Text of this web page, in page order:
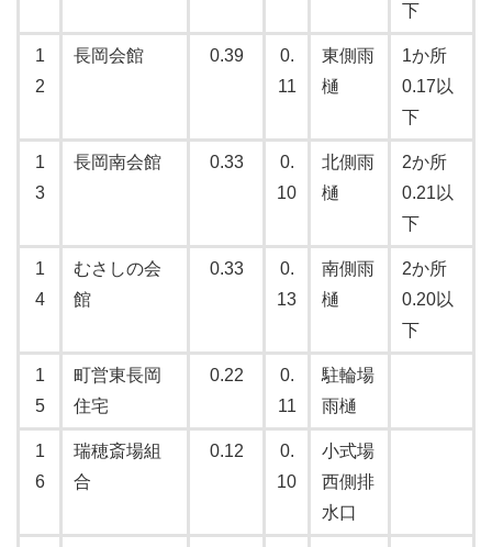
下
1
2
長岡会館 0.39
0.
11
東側雨
樋
1か所
0.17以
下
1
3
長岡南会館 0.33
0.
10
北側雨
樋
2か所
0.21以
下
1
4
むさしの会
館
0.33
0.
13
南側雨
樋
2か所
0.20以
下
1
5
町営東長岡
住宅
0.22
0.
11
駐輪場
雨樋
1
6
瑞穂斎場組
合
0.12
0.
10
小式場
西側排
水口